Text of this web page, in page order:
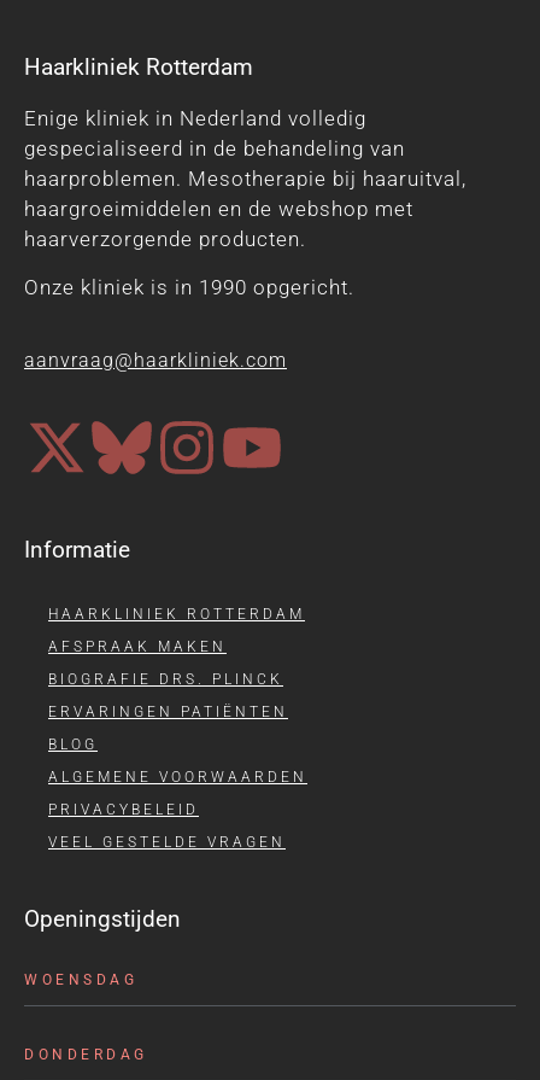
Haarkliniek Rotterdam
Enige kliniek in Nederland volledig
gespecialiseerd in de behandeling van
haarproblemen. Mesotherapie bij haaruitval,
haargroeimiddelen en de webshop met
haarverzorgende producten.
Onze kliniek is in 1990 opgericht.
aanvraag@haarkliniek.com
Informatie
HAARKLINIEK ROTTERDAM
AFSPRAAK MAKEN
BIOGRAFIE DRS. PLINCK
ERVARINGEN PATIËNTEN
BLOG
ALGEMENE VOORWAARDEN
PRIVACYBELEID
VEEL GESTELDE VRAGEN
Openingstijden
WOENSDAG
DONDERDAG